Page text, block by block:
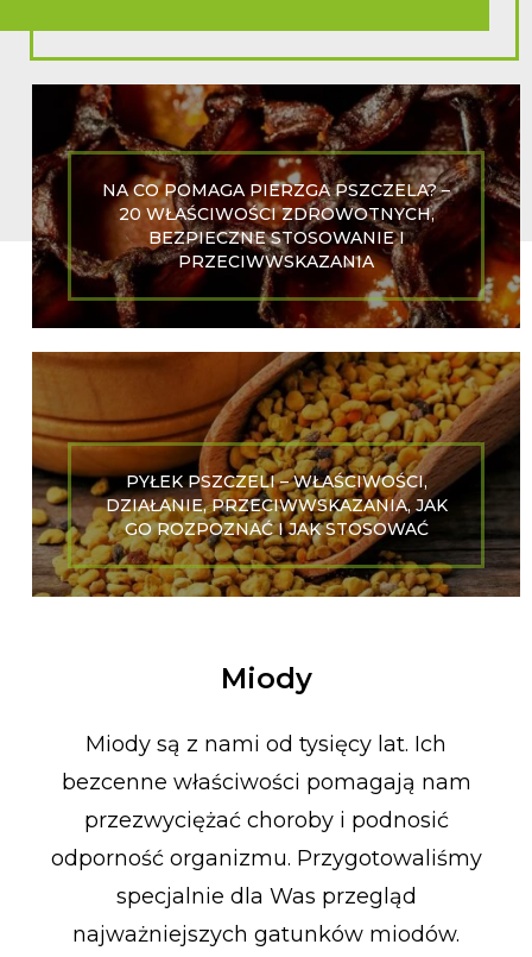
NA CO POMAGA PIERZGA PSZCZELA? –
20 WŁAŚCIWOŚCI ZDROWOTNYCH,
BEZPIECZNE STOSOWANIE I
PRZECIWWSKAZANIA
PYŁEK PSZCZELI – WŁAŚCIWOŚCI,
DZIAŁANIE, PRZECIWWSKAZANIA, JAK
GO ROZPOZNAĆ I JAK STOSOWAĆ
Miody
Miody są z nami od tysięcy lat. Ich
bezcenne właściwości pomagają nam
przezwyciężać choroby i podnosić
odporność organizmu. Przygotowaliśmy
specjalnie dla Was przegląd
najważniejszych gatunków miodów.